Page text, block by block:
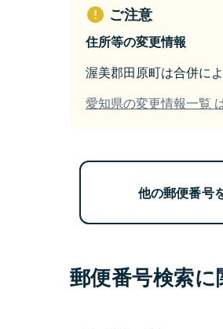
ご注意
住所等の変更情報
渥美郡田原町は合併に
愛知県の変更情報一覧
他の郵便番号
郵便番号検索